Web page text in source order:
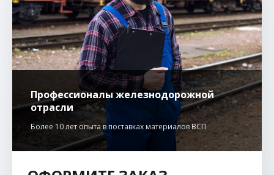
Профессионалы железнодорожной
отрасли
Более 10 лет опыта в поставках материалов ВСП